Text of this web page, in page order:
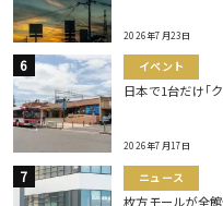
2026年7月23日
イベント
日本で1台だけ｢
2026年7月17日
ニュース
枚方モールが全